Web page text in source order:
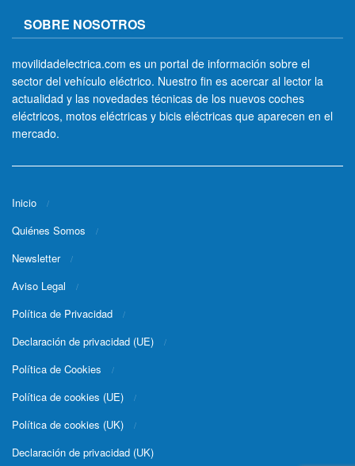
SOBRE NOSOTROS
movilidadelectrica.com es un portal de información sobre el
sector del vehículo eléctrico. Nuestro fin es acercar al lector la
actualidad y las novedades técnicas de los nuevos coches
eléctricos, motos eléctricas y bicis eléctricas que aparecen en el
mercado.
Inicio
Quiénes Somos
Newsletter
Aviso Legal
Política de Privacidad
Declaración de privacidad (UE)
Política de Cookies
Política de cookies (UE)
Política de cookies (UK)
Declaración de privacidad (UK)